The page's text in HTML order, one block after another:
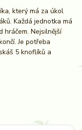
který má za úkol
Každá jednotka má
hráčem. Nejsilnější
Je potřeba
5 knoflíků a